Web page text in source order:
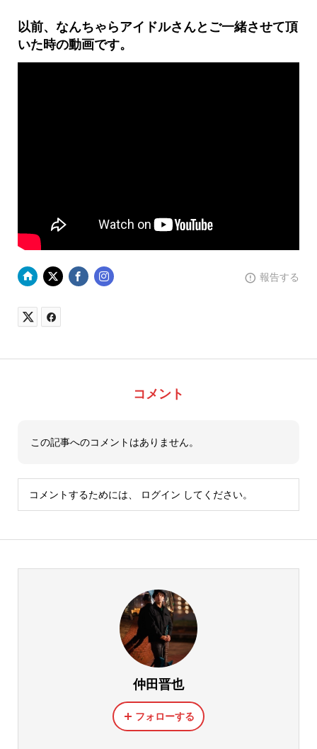
以前、なんちゃらアイドルさんとご一緒させて頂
いた時の動画です。
報告する
コメント
この記事へのコメントはありません。
コメントするためには、 ログイン してください。
仲田晋也
フォローする